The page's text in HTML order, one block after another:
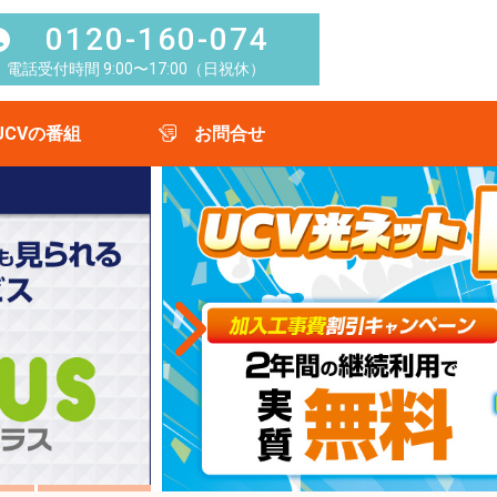
0120-160-074
電話受付時間 9:00〜17:00（日祝休）
の番組 お問合せ